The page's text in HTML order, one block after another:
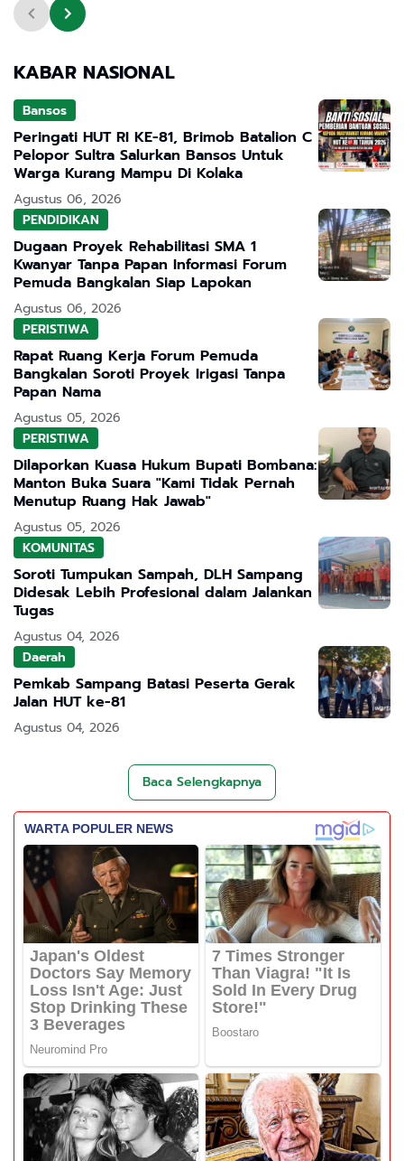
Dorong Program Presiden
KABAR NASIONAL
Bansos
Peringati HUT RI KE-81, Brimob Batalion C
Pelopor Sultra Salurkan Bansos Untuk
Warga Kurang Mampu Di Kolaka
Agustus 06, 2026
PENDIDIKAN
Dugaan Proyek Rehabilitasi SMA 1
Kwanyar Tanpa Papan Informasi Forum
Pemuda Bangkalan Siap Lapokan
Agustus 06, 2026
PERISTIWA
Rapat Ruang Kerja Forum Pemuda
Bangkalan Soroti Proyek Irigasi Tanpa
Papan Nama
Agustus 05, 2026
PERISTIWA
Dilaporkan Kuasa Hukum Bupati Bombana:
Manton Buka Suara "Kami Tidak Pernah
Menutup Ruang Hak Jawab"
Agustus 05, 2026
KOMUNITAS
Soroti Tumpukan Sampah, DLH Sampang
Didesak Lebih Profesional dalam Jalankan
Tugas
Agustus 04, 2026
Daerah
Pemkab Sampang Batasi Peserta Gerak
Jalan HUT ke-81
Agustus 04, 2026
Baca Selengkapnya